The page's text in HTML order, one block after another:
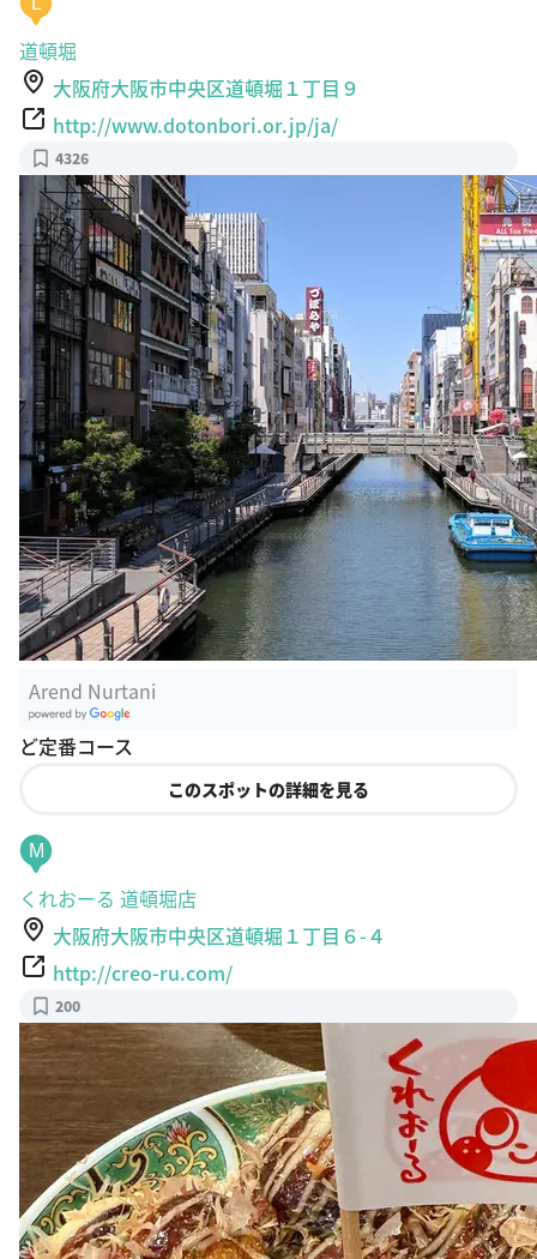
道頓堀
大阪府大阪市中央区道頓堀１丁目９
http://www.dotonbori.or.jp/ja/
4326
Arend Nurtani
oogle Plac
ど定番コース
このスポットの詳細を見る
M
くれおーる 道頓堀店
大阪府大阪市中央区道頓堀１丁目６-４
http://creo-ru.com/
200